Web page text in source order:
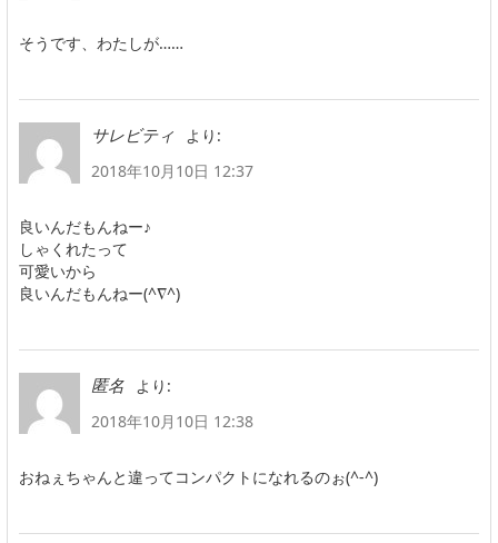
そうです、わたしが……
サレビティ
より:
2018年10月10日 12:37
良いんだもんねー♪
しゃくれたって
可愛いから
良いんだもんねー(^∇^)
匿名
より:
2018年10月10日 12:38
おねぇちゃんと違ってコンパクトになれるのぉ(^-^)